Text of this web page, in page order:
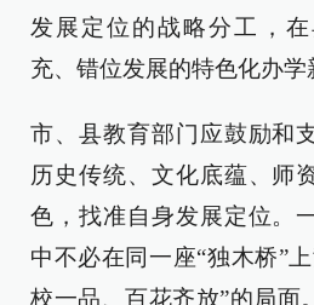
发展定位的战略分工，
充、错位发展的特色化办学
市、县教育部门应鼓励和
历史传统、文化底蕴、师
色，找准自身发展定位。
中不必在同一座“独木桥”
校一品、百花齐放”的局面